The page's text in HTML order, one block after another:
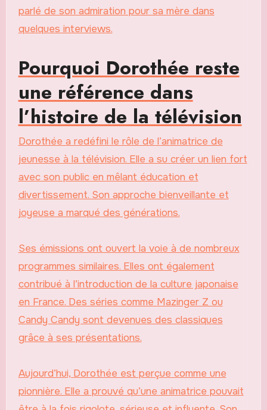
parlé de son admiration pour sa mère dans
quelques interviews.
Pourquoi Dorothée reste
une référence dans
l’histoire de la télévision
Dorothée a redéfini le rôle de l’animatrice de
jeunesse à la télévision. Elle a su créer un lien fort
avec son public en mêlant éducation et
divertissement. Son approche bienveillante et
joyeuse a marqué des générations.
Ses émissions ont ouvert la voie à de nombreux
programmes similaires. Elles ont également
contribué à l’introduction de la culture japonaise
en France. Des séries comme Mazinger Z ou
Candy Candy sont devenues des classiques
grâce à ses présentations.
Aujourd’hui, Dorothée est perçue comme une
pionnière. Elle a prouvé qu’une animatrice pouvait